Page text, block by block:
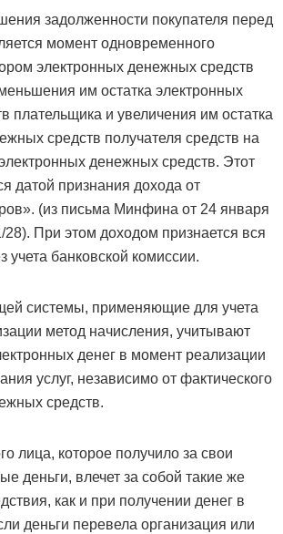
задолженности покупателя перед
момент одновременного
электронных денежных средств
им остатка электронных
плательщика и увеличения им остатка
средств получателя средств на
денежных средств. Этот
датой признания дохода от
(из письма Минфина от 24 января
28). При этом доходом признается вся
учета банковской комиссии.
системы, применяющие для учета
метод начисления, учитывают
денег в момент реализации
услуг, независимо от фактического
средств.
лица, которое получило за свои
деньги, влечет за собой такие же
как и при получении денег в
деньги перевела организация или